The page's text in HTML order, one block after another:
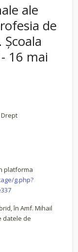
ale
de
Școala
16 mai
platforma
g.php?
în Amf. Mihail
datele de